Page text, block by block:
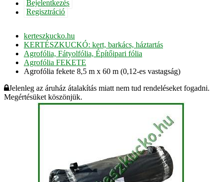
Bejelentkezés
Regisztráció
kerteszkucko.hu
KERTÉSZKUCKÓ: kert, barkács, háztartás
Agrofólia, Fátyolfólia, Építőipari fólia
Agrofólia FEKETE
Agrofólia fekete 8,5 m x 60 m (0,12-es vastagság)
Jelenleg az áruház átalakítás miatt nem tud rendeléseket fogadni.
Megértésüket köszönjük.